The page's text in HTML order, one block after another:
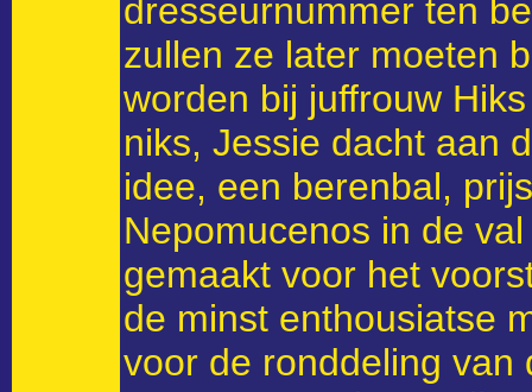
dresseurnummer ten
zullen ze later moeten
worden bij juffrouw
niks, Jessie dacht aan
idee, een berenbal,
Nepomucenos in de
gemaakt voor het
de minst enthousiatse
voor de ronddeling van